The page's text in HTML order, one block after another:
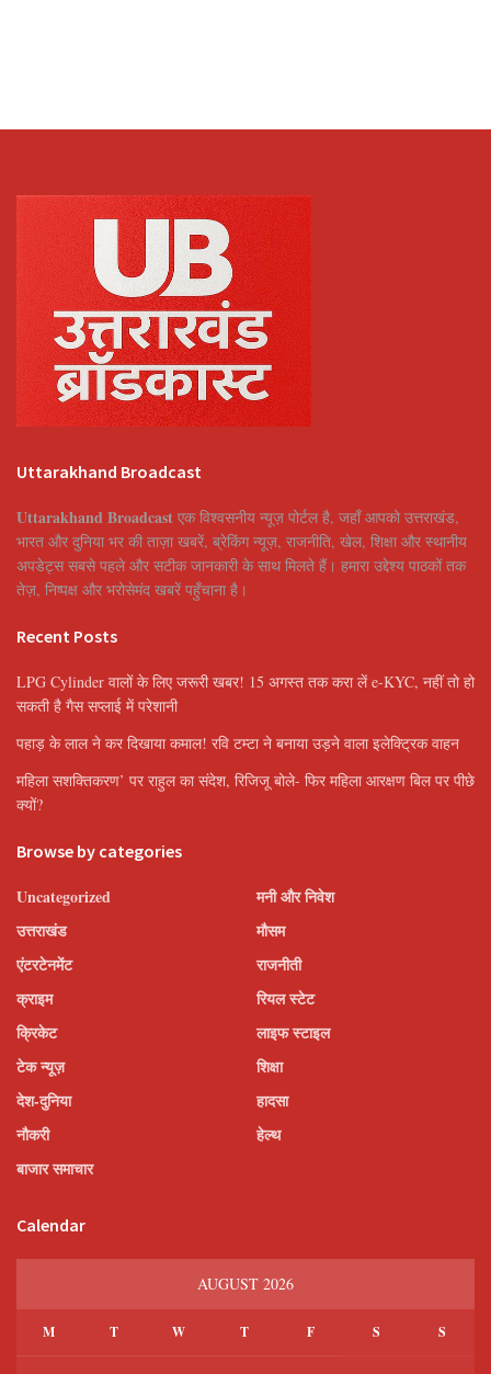
Uttarakhand Broadcast
Uttarakhand Broadcast एक विश्वसनीय न्यूज़ पोर्टल है, जहाँ आपको उत्तराखंड,
भारत और दुनिया भर की ताज़ा खबरें, ब्रेकिंग न्यूज़, राजनीति, खेल, शिक्षा और स्थानीय
अपडेट्स सबसे पहले और सटीक जानकारी के साथ मिलते हैं। हमारा उद्देश्य पाठकों तक
तेज़, निष्पक्ष और भरोसेमंद खबरें पहुँचाना है।
Recent Posts
LPG Cylinder वालों के लिए जरूरी खबर! 15 अगस्त तक करा लें e-KYC, नहीं तो हो
सकती है गैस सप्लाई में परेशानी
पहाड़ के लाल ने कर दिखाया कमाल! रवि टम्टा ने बनाया उड़ने वाला इलेक्ट्रिक वाहन
महिला सशक्तिकरण’ पर राहुल का संदेश, रिजिजू बोले- फिर महिला आरक्षण बिल पर पीछे
क्यों?
Browse by categories
Uncategorized
उत्तराखंड
एंटरटेनमेंट
क्राइम
क्रिकेट
टेक न्यूज़
देश-दुनिया
नौकरी
बाजार समाचार
मनी और निवेश
मौसम
राजनीती
रियल स्टेट
लाइफ स्टाइल
शिक्षा
हादसा
हेल्थ
Calendar
AUGUST 2026
M T W T F S S